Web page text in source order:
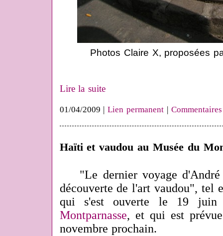
Photos Claire X, proposées
Lire la suite
01/04/2009 |Lien permanent
Haïti et vaudou au Musée du
"Le dernier voyage
découverte de l'art vaudou", tel
qui s'est ouverte le 19
Montparnasse, et qui est
novembre prochain.